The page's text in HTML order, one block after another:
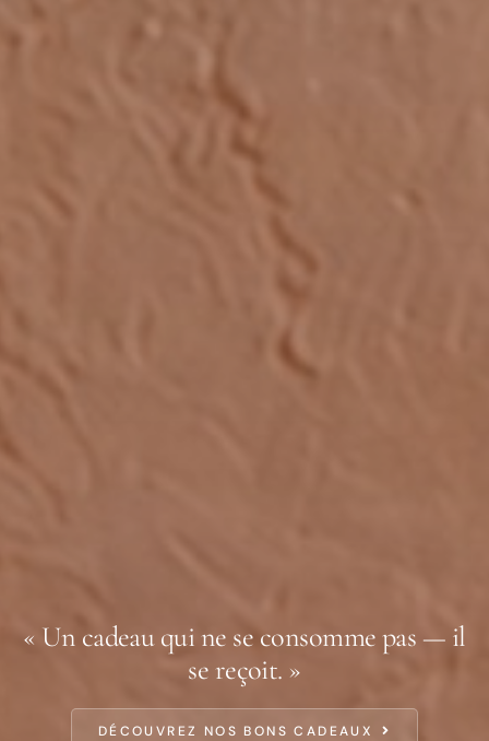
« Un cadeau qui ne se consomme pas — il
se reçoit. »
DÉCOUVREZ NOS BONS CADEAUX